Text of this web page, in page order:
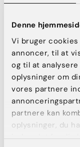
Denne
Vi bruger
annoncer, til at
og til at
oplysninger om
vores partnere
partnere kan
oplysninger, du
indsamlet fra din